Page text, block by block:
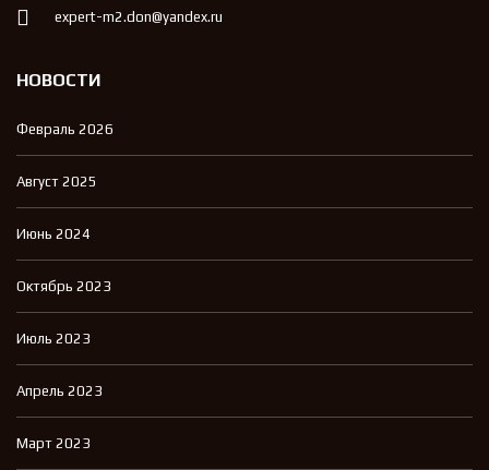
expert-m2.don@yandex.ru
НОВОСТИ
Февраль 2026
Август 2025
Июнь 2024
Октябрь 2023
Июль 2023
Апрель 2023
Март 2023